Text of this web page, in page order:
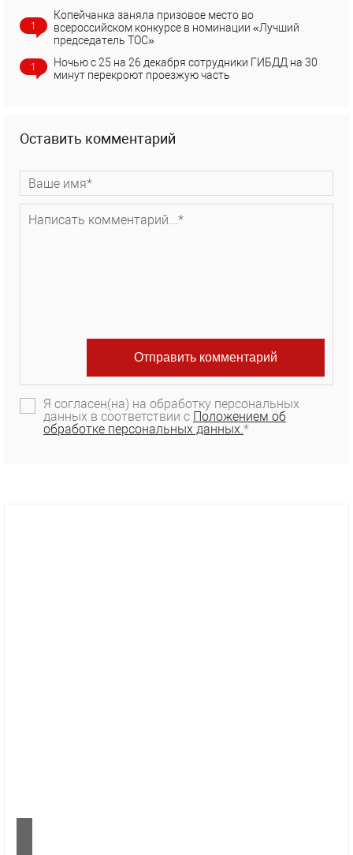
1
Копейчанка заняла призовое место во
всероссийском конкурсе в номинации «Лучший
председатель ТОС»
1
Ночью с 25 на 26 декабря сотрудники ГИБДД на 30
минут перекроют проезжую часть
Оставить комментарий
Я согласен(на) на обработку персональных
данных в соответствии с Положением об
обработке персональных данных.*